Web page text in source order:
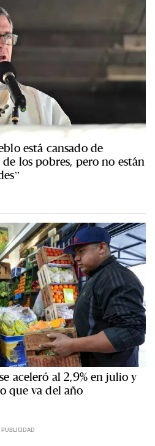
está cansado de
los pobres, pero no están
aceleró al 2,9% en julio y
que va del año